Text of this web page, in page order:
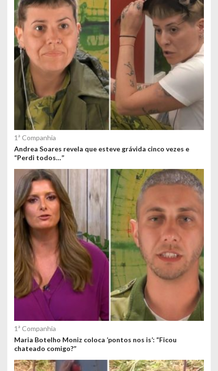
ú
d
o
s
1ª Companhia
Andrea Soares revela que esteve grávida cinco vezes e
“Perdi todos…”
1ª Companhia
Maria Botelho Moniz coloca ‘pontos nos is’: “Ficou
chateado comigo?”